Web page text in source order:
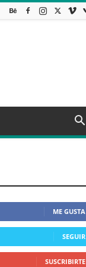
ME GUSTA
SEGUIR
SUSCRIBIRTE